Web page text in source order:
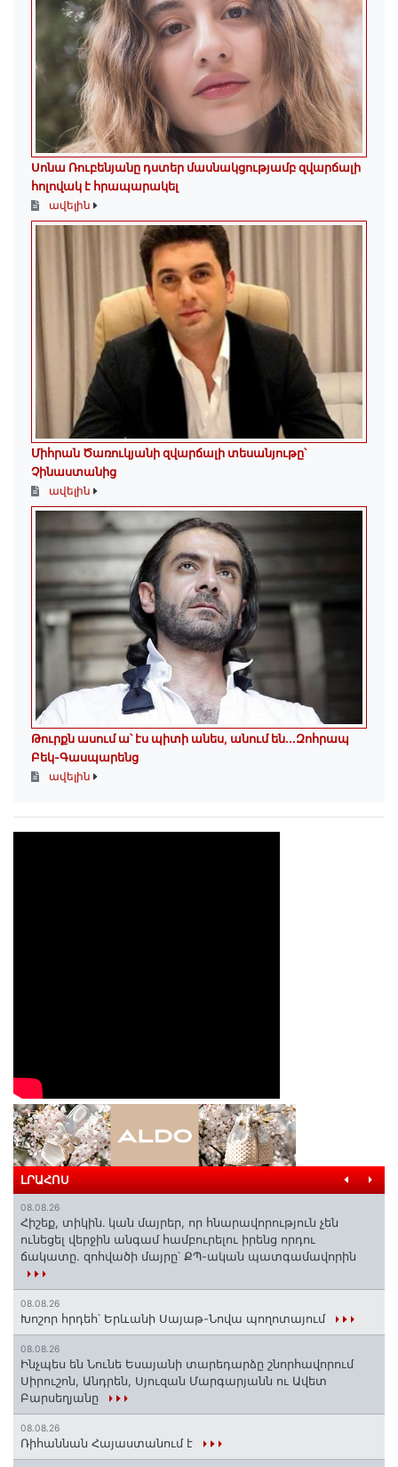
Սոնա Ռուբենյանը դստեր մասնակցությամբ զվարճալի
հոլովակ է հրապարակել
ավելին
Միհրան Ծառուկյանի զվարճալի տեսանյութը՝
Չինաստանից
ավելին
Թուրքն ասում ա՝ էս պիտի անես, անում են․․․Զոհրապ
Բեկ-Գասպարենց
ավելին
ԼՐԱՀՈՍ
08.08.26
Հիշեք, տիկին․ կան մայրեր, որ հնարավորություն չեն
ունեցել վերջին անգամ համբուրելու իրենց որդու
ճակատը. զոհվածի մայրը՝ ՔՊ-ական պատգամավորին
08.08.26
Խոշոր հրդեհ՝ Երևանի Սայաթ-Նովա պողոտայում
08.08.26
Ինչպես են Նունե Եսայանի տարեդարձը շնորհավորում
Սիրուշոն, Անդրեն, Սյուզան Մարգարյանն ու Ավետ
Բարսեղյանը
08.08.26
Ռիհաննան Հայաստանում է